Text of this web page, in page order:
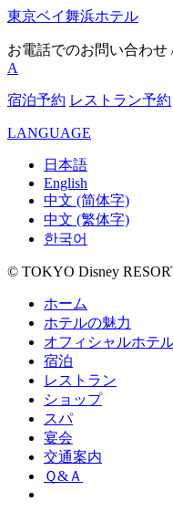
東京ベイ舞浜ホテル
お電話でのお問い合わせ
A
宿泊予約 レストラン予約
LANGUAGE
日本語
English
中文 (简体字)
中文 (繁体字)
한국어
© TOKYO Disney
ホーム
ホテルの魅力
オフィシャルホテ
宿泊
レストラン
ショップ
スパ
宴会
交通案内
Ｑ&Ａ